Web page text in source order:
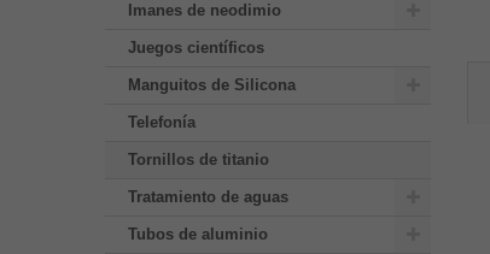
Imanes de neodimio
Juegos científicos
Manguitos de Silicona
Telefonía
Tornillos de titanio
Tratamiento de aguas
Tubos de aluminio